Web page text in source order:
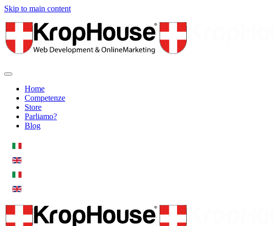
Skip to main content
Home
Competenze
Store
Parliamo?
Blog